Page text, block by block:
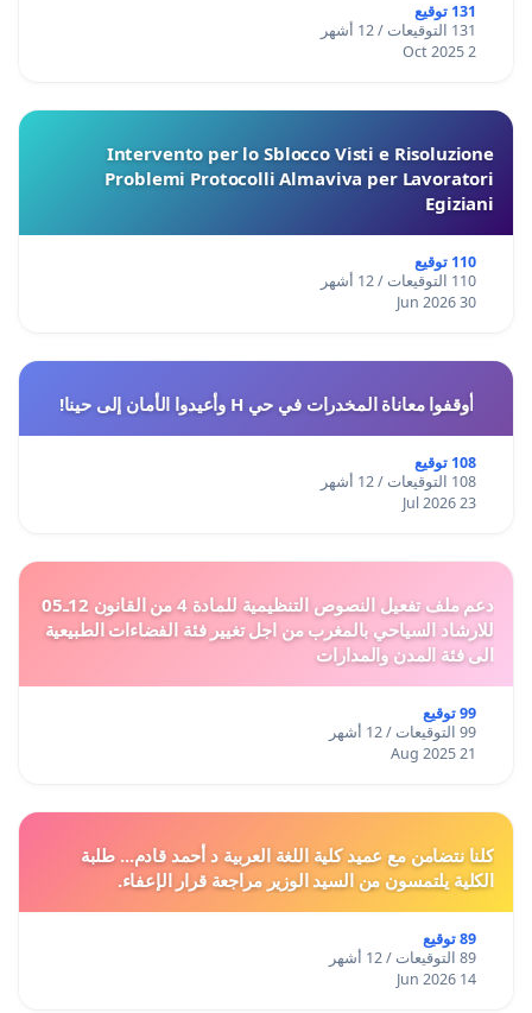
131 توقيع
131 التوقيعات / 12 أشهر
2 Oct 2025
Intervento per lo Sblocco Visti e Risoluzione
Problemi Protocolli Almaviva per Lavoratori
Egiziani
110 توقيع
110 التوقيعات / 12 أشهر
30 Jun 2026
أوقفوا معاناة المخدرات في حي H وأعيدوا الأمان إلى حينا!
108 توقيع
108 التوقيعات / 12 أشهر
23 Jul 2026
دعم ملف تفعيل النصوص التنظيمية للمادة 4 من القانون 12ـ05
للارشاد السياحي بالمغرب من اجل تغيير فئة الفضاءات الطبيعية
الى فئة المدن والمدارات
99 توقيع
99 التوقيعات / 12 أشهر
21 Aug 2025
كلنا نتضامن مع عميد كلية اللغة العربية د أحمد قادم... طلبة
الكلية يلتمسون من السيد الوزير مراجعة قرار الإعفاء.
89 توقيع
89 التوقيعات / 12 أشهر
14 Jun 2026